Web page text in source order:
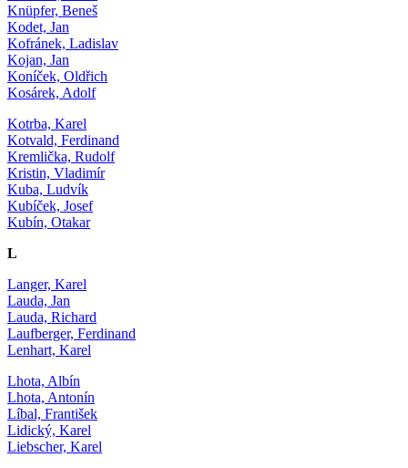
Knüpfer, Beneš
Kodet, Jan
Kofránek, Ladislav
Kojan, Jan
Koníček, Oldřich
Kosárek, Adolf
Kotrba, Karel
Kotvald, Ferdinand
Kremlička, Rudolf
Kristin, Vladimír
Kuba, Ludvík
Kubíček, Josef
Kubín, Otakar
L
Langer, Karel
Lauda, Jan
Lauda, Richard
Laufberger, Ferdinand
Lenhart, Karel
Lhota, Albín
Lhota, Antonín
Líbal, František
Lidický, Karel
Liebscher, Karel